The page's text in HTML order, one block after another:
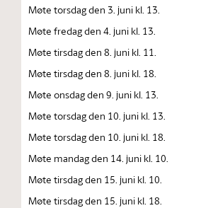
Møte torsdag den 3. juni kl. 13.
Møte fredag den 4. juni kl. 13.
Møte tirsdag den 8. juni kl. 11.
Møte tirsdag den 8. juni kl. 18.
Møte onsdag den 9. juni kl. 13.
Møte torsdag den 10. juni kl. 13.
Møte torsdag den 10. juni kl. 18.
Møte mandag den 14. juni kl. 10.
Møte tirsdag den 15. juni kl. 10.
Møte tirsdag den 15. juni kl. 18.